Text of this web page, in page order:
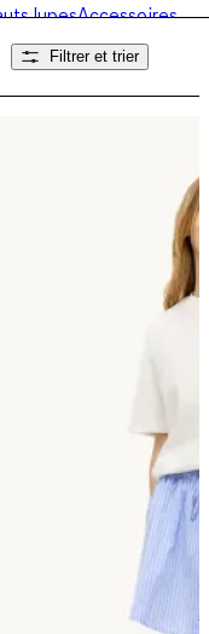
JupesAccessoires,
Filtrer et trier